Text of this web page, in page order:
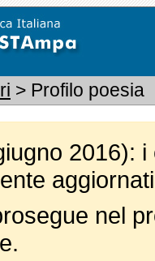
> Profilo poesia
2016):
nel